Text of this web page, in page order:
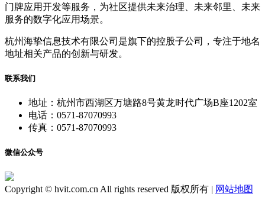
门牌应用开发等服务，为社区提供未来治理、未来邻里、未来
服务的数字化应用场景。
杭州海挚信息技术有限公司是旗下的控股子公司，专注于地名
地址相关产品的创新与研发。
联系我们
地址：杭州市西湖区万塘路8号黄龙时代广场B座1202室
电话：0571-87070993
传真：0571-87070993
微信公众号
Copyright © hvit.com.cn All rights reserved 版权所有 | 网站地图